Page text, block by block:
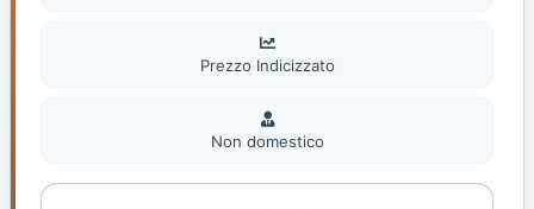
Prezzo Indicizzato
Non
domestic
Non domestico